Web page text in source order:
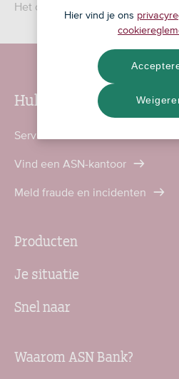
Het opheffen van je g-rekening
Hulp nodig?
Service en contact
Vind een ASN-kantoor
Meld fraude en incidenten
Producten
Je situatie
Snel naar
Waarom ASN Bank?
Hier vind je ons